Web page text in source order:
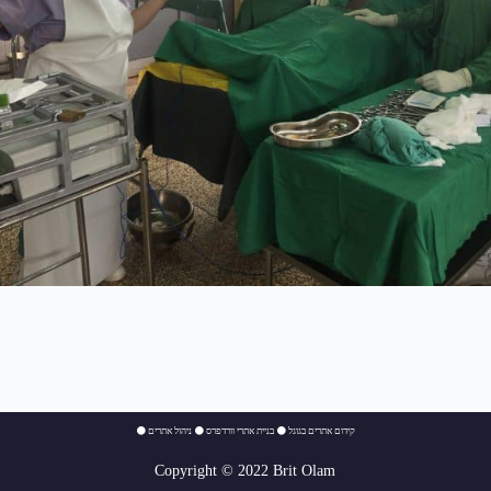
⚫ קידום אתרים בגוגל ⚫בניית אתרי וורדפרס ⚫ניהול אתרים
Copyright © 2022 Brit Olam